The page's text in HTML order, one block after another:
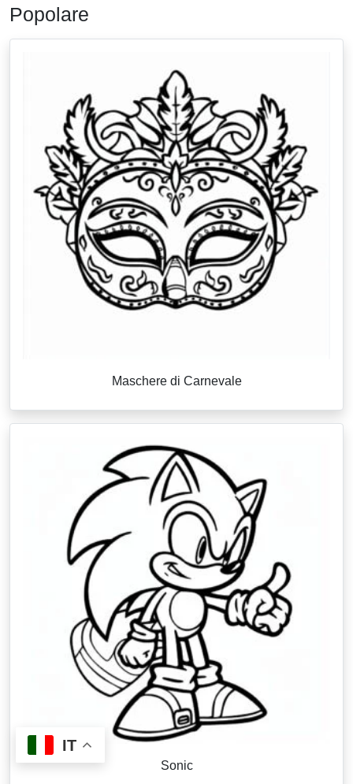
Popolare
Maschere di Carnevale
Sonic
IT